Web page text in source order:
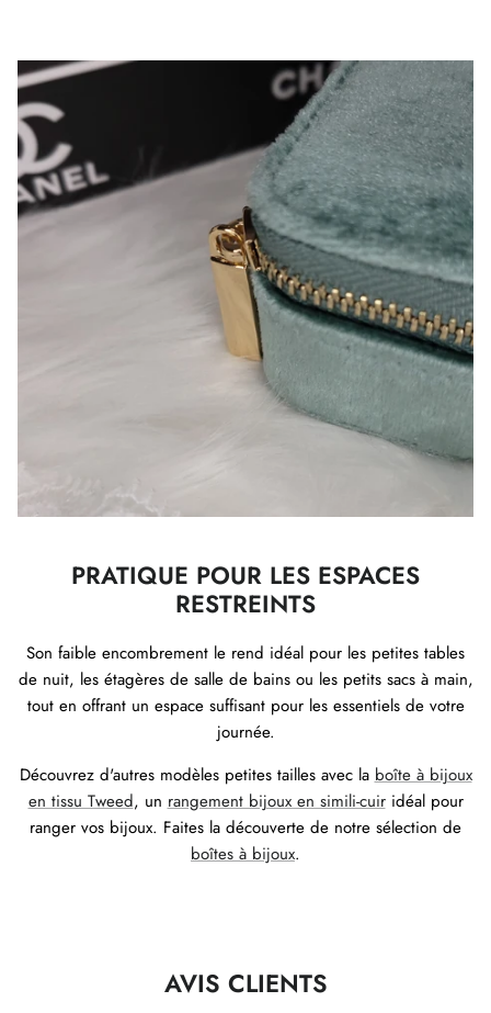
PRATIQUE POUR LES ESPACES
RESTREINTS
Son faible encombrement le rend idéal pour les petites tables
de nuit, les étagères de salle de bains ou les petits sacs à main,
tout en offrant un espace suffisant pour les essentiels de votre
journée.
Découvrez d'autres modèles petites tailles avec la boîte à bijoux
en tissu Tweed, un rangement bijoux en simili-cuiridéal pour
ranger vos bijoux. Faites la découverte de notre sélection de
boîtes à bijoux.
AVIS CLIENTS